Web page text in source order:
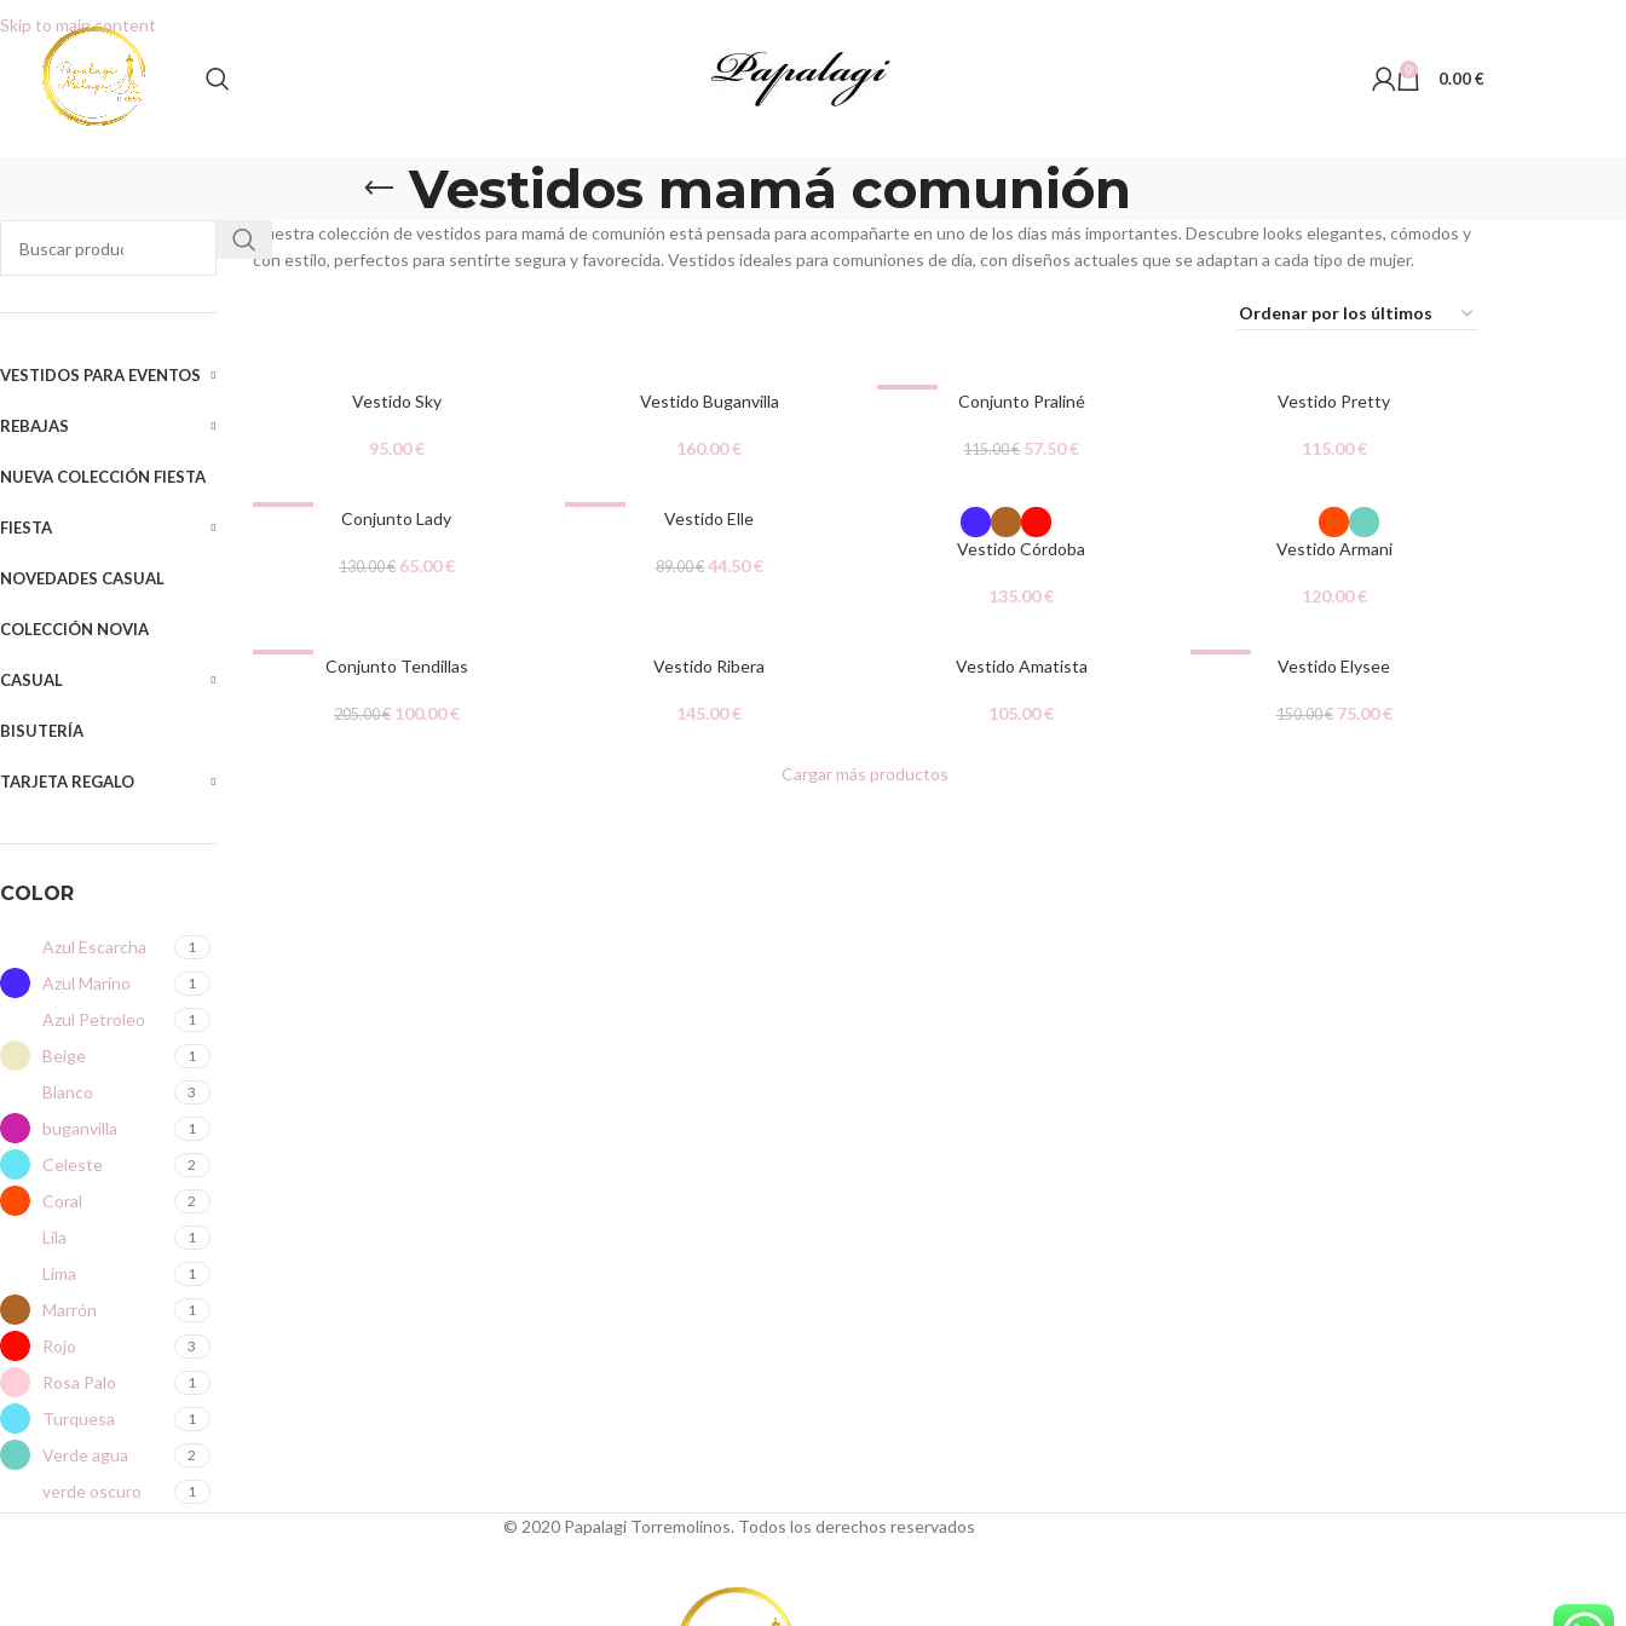
Skip to main content
0 0.00€
Vestidos mamá comunión
VESTIDOS PARA EVENTOS
REBAJAS
NUEVA COLECCIÓN FIESTA
FIESTA
NOVEDADES CASUAL
COLECCIÓN NOVIA
CASUAL
BISUTERÍA
TARJETA REGALO
COLOR
Azul Escarcha 1
Azul Marino 1
Azul Petroleo 1
Beige 1
Blanco 3
buganvilla 1
Celeste 2
Coral 2
Lila 1
Lima 1
Marrón 1
Rojo 3
Rosa Palo 1
Turquesa 1
Verde agua 2
verde oscuro 1
Nuestra colección de vestidos para mamá de comunión está pensada para acompañarte en uno de los días más importantes. Descubre looks elegantes, cómodos y
con estilo, perfectos para sentirte segura y favorecida. Vestidos ideales para comuniones de día, con diseños actuales que se adaptan a cada tipo de mujer.
Vestido Sky
95.00€
Vestido Buganvilla
160.00€
Conjunto Praliné
115.00€ 57.50€
Vestido Pretty
115.00€
Conjunto Lady
130.00€ 65.00€
Vestido Elle
89.00€ 44.50€
Vestido Córdoba
135.00€
Vestido Armani
120.00€
Conjunto Tendillas
205.00€ 100.00€
AGOTADOVestido Ribera
145.00€
Vestido Amatista
105.00€
Vestido Elysee
150.00€ 75.00€
Cargar más productos
© 2020 Papalagi Torremolinos. Todos los derechos reservados